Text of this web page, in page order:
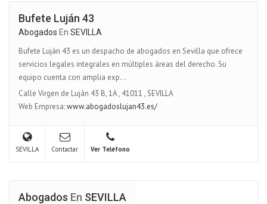
Bufete Luján 43
Abogados En SEVILLA
Bufete Luján 43 es un despacho de abogados en Sevilla que ofrece
servicios legales integrales en múltiples áreas del derecho. Su
equipo cuenta con amplia exp...
Calle Virgen de Luján 43 B, 1A, 41011 ,SEVILLA
Web Empresa:www.abogadoslujan43.es/
SEVILLA Contactar Ver Teléfono
Abogados En SEVILLA